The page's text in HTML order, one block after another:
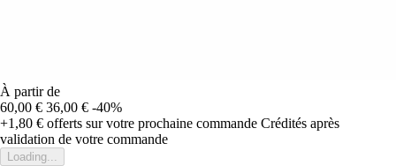
À partir de
60,00 € 36,00 € -40%
+1,80 € offerts sur votre prochaine commande Crédités après
validation de votre commande
Loading...